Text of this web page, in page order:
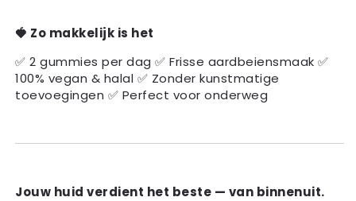
🍓 Zo makkelijk is het
✅ 2 gummies per dag ✅ Frisse aardbeiensmaak ✅
100% vegan & halal ✅ Zonder kunstmatige
toevoegingen ✅ Perfect voor onderweg
Jouw huid verdient het beste — van binnenuit.